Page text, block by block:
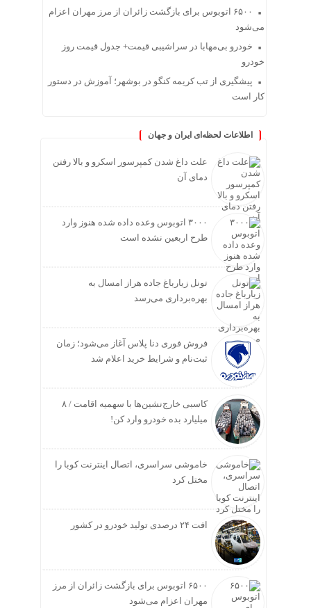
۶۵۰۰ اتوبوس برای بازگشت زائران از مرز مهران اعزام
می‌شود
خودرو بی‌مهابا در سراشیبی قیمت+ جدول قیمت روز
خودرو
پیشگیری از تب کریمه کنگو در بوشهر؛ آموزش در دستور
کار است
اطلاعات لحظه‌ای ایران و جهان
علت داغ شدن کمپرسور اسکرو و بالا رفتن
دمای آن
۳۰۰۰ اتوبوس وعده داده شده هنوز وارد
طرح اربعین نشده است
تونل زیارباغ جاده هراز امسال به
بهره‌برداری می‌رسد
فروش فوری دنا پلاس آغاز می‌شود؛ زمان
ثبت‌نام و شرایط خرید اعلام شد
کاسبی خارج‌نشین‌ها با سهمیه اقامت / ۸
میلیارد بده خودرو وارد کن!
خاموشی سراسری، اتصال اینترنت کوبا را
مختل کرد
افت ۲۴ درصدی تولید خودرو در کشور
۶۵۰۰ اتوبوس برای بازگشت زائران از مرز
مهران اعزام می‌شود